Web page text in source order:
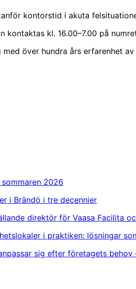
kontorstid i akuta
kontaktas kl. 16.00–7.00 på
över hundra års erfarenhet
2026
i Brändö i tre decennier
direktör för Vaasa Facilita
i praktiken: lösningar
sig efter företagets behov